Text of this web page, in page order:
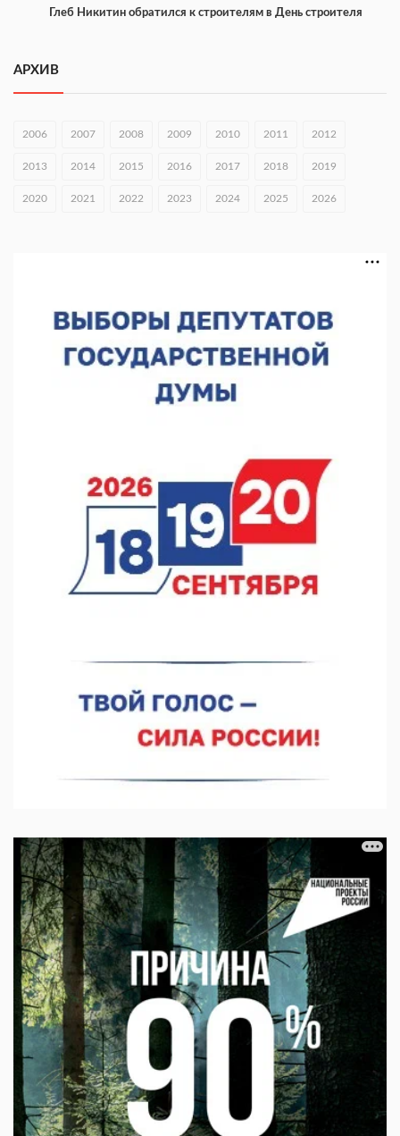
Глеб Никитин обратился к строителям в День строителя
Нижегородские журналисты могут подать заявки на конкурс
«Пробация»
07.08.2026 17:11
В Навашинском округе обсудили демографические
С 8 августа изменят схему движения на въезде в Нижний
07.08.2026 15:15
АРХИВ
2006 2007 2008 2009 2010 2011 2012
2013 2014 2015 2016 2017 2018 2019
2020 2021 2022 2023 2024 2025 2026